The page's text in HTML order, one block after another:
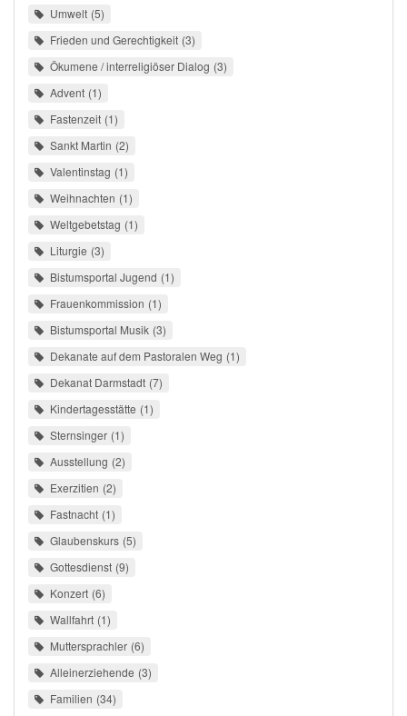
Umwelt 5
Frieden und Gerechtigkeit 3
Ökumene / interreligiöser Dialog 3
Advent 1
Fastenzeit 1
Sankt Martin 2
Valentinstag 1
Weihnachten 1
Weltgebetstag 1
Liturgie 3
Bistumsportal Jugend 1
Frauenkommission 1
Bistumsportal Musik 3
Dekanate auf dem Pastoralen Weg 1
Dekanat Darmstadt 7
Kindertagesstätte 1
Sternsinger 1
Ausstellung 2
Exerzitien 2
Fastnacht 1
Glaubenskurs 5
Gottesdienst 9
Konzert 6
Wallfahrt 1
Muttersprachler 6
Alleinerziehende 3
Familien 34